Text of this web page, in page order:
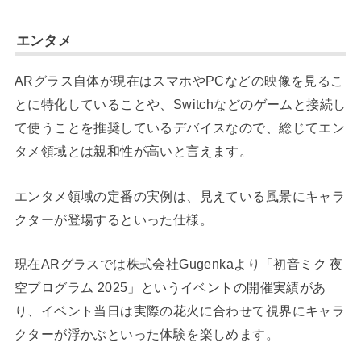
エンタメ
ARグラス自体が現在はスマホやPCなどの映像を見るこ
とに特化していることや、Switchなどのゲームと接続し
て使うことを推奨しているデバイスなので、総じてエン
タメ領域とは親和性が高いと言えます。
エンタメ領域の定番の実例は、見えている風景にキャラ
クターが登場するといった仕様。
現在ARグラスでは株式会社Gugenkaより「初音ミク 夜
空プログラム 2025」というイベントの開催実績があ
り、イベント当日は実際の花火に合わせて視界にキャラ
クターが浮かぶといった体験を楽しめます。